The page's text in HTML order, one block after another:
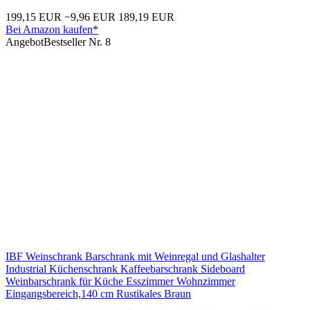
199,15 EUR −9,96 EUR 189,19 EUR
Bei Amazon kaufen*
AngebotBestseller Nr. 8
IBF Weinschrank Barschrank mit Weinregal und Glashalter
Industrial Küchenschrank Kaffeebarschrank Sideboard
Weinbarschrank für Küche Esszimmer Wohnzimmer
Eingangsbereich,140 cm Rustikales Braun